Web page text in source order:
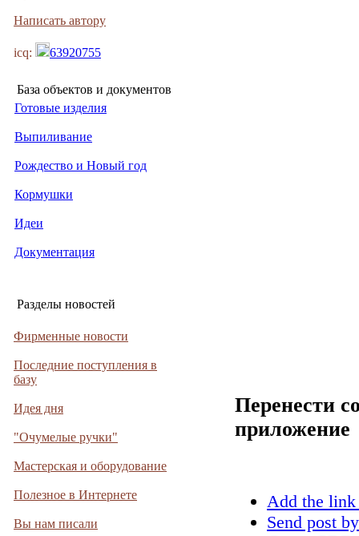
Написать автору
icq: 63920755
База объектов и документов
Готовые изделия
Выпиливание
Рождество и Новый год
Кормушки
Идеи
Документация
Разделы новостей
Фирменные новости
Последние поступления в
базу
Идея дня
"Очумелые ручки"
Мастерская и оборудование
Полезное в Интернете
Вы нам писали
Перенести
приложение
Add the
Send post